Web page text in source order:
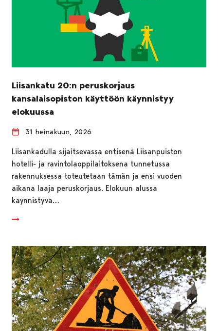
Liisankatu 20:n peruskorjaus
kansalaisopiston käyttöön käynnistyy
elokuussa
31 heinäkuun, 2026
Liisankadulla sijaitsevassa entisenä Liisanpuiston
hotelli- ja ravintolaoppilaitoksena tunnetussa
rakennuksessa toteutetaan tämän ja ensi vuoden
aikana laaja peruskorjaus. Elokuun alussa
käynnistyvä…